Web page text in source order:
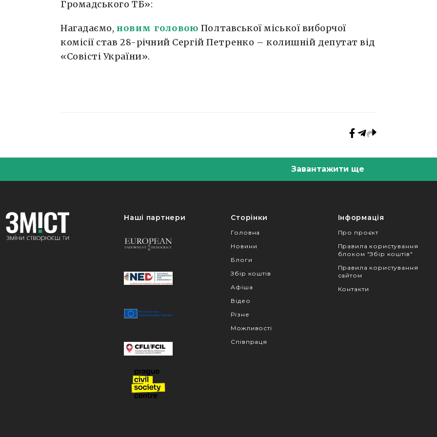
Громадського ТБ»:
Нагадаємо, новим головою Полтавської міської виборчої
комісії став 28-річний Сергій Петренко – колишній депутат від
«Совісті України».
Завантажити ще
Наші партнери Сторінки
Головна
Новини
Блоги
Збір коштів
Афіша
Відео
Різне
Можливості
Співпраця
Інформація
Про проєкт
Правила користування
блоком "Збір коштів"
Правила користування
сайтом
Контакти